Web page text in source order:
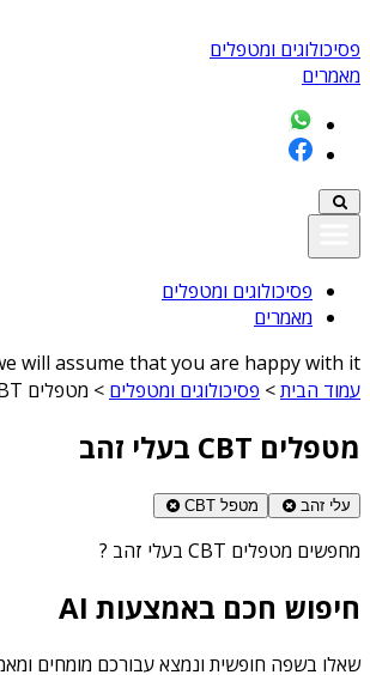
פסיכולוגים ומטפלים
מאמרים
פסיכולוגים ומטפלים
מאמרים
will assume that you are happy with it
עמוד הבית> פסיכולוגים ומטפלים > מטפלים CBT בעלי זהב
מטפלים CBT בעלי זהב
עלי זהב מטפל CBT
מחפשים מטפלים CBT בעלי זהב ?
חיפוש חכם באמצעות AI
שאלו בשפה חופשית ונמצא עבורכם מומחים